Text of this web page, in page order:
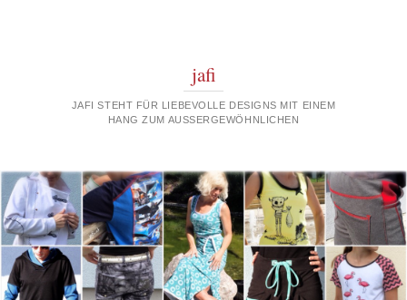
jafi
JAFI STEHT FÜR LIEBEVOLLE DESIGNS MIT EINEM
HANG ZUM AUSSERGEWÖHNLICHEN